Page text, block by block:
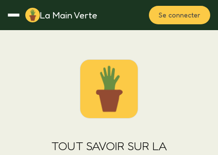
La Main Verte Se connecter
Notes Fertilisation
TOUT SAVOIR SUR LA